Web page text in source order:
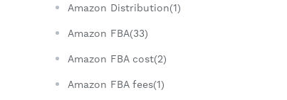
Amazon Distribution(1)
Amazon FBA(33)
Amazon FBA cost(2)
Amazon FBA fees(1)